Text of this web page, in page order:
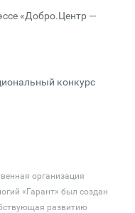
«Добро.Центр —
конкурс
организация
«Гарант» был создан
развитию